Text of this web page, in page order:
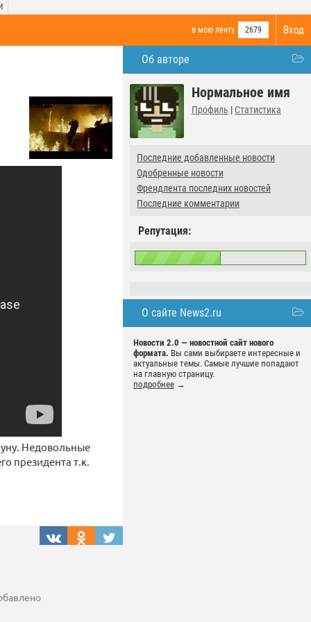
Вход
в мою ленту 2679
Об авторе
Нормальное имя
Профиль | Статистика
Последние добавленные новости
Одобренные новости
Френдлента последних новостей
Последние комментарии
Репутация:
О сайте News2.ru
Новости 2.0 — новостной сайт нового
формата. Вы сами выбираете интересные и
актуальные темы. Самые лучшие попадают
на главную страницу.
подробнее →
Недовольные
президента т.к.